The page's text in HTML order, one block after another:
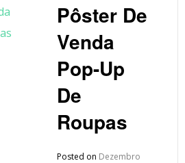
Pôster De
Venda
Pop-Up
De
Roupas
Posted on Dezembro